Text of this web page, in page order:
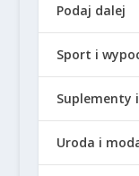
Podaj dalej
Sport i
Suplementy
Uroda i